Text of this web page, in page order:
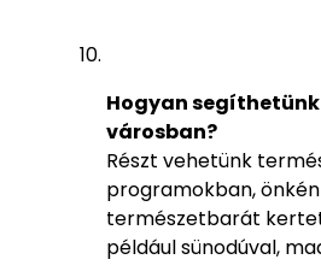
Hogyan
városban?
Részt vehetünk
programokban,
természetbarát
például sünodúval,